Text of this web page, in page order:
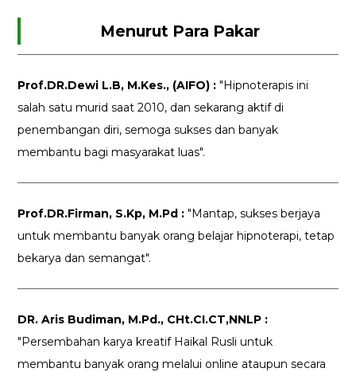
Menurut Para Pakar
Prof.DR.Dewi L.B, M.Kes., (AIFO) :"Hipnoterapis ini
salah satu murid saat 2010, dan sekarang aktif di
penembangan diri, semoga sukses dan banyak
membantu bagi masyarakat luas".
Prof.DR.Firman, S.Kp, M.Pd : "Mantap, sukses berjaya
untuk membantu banyak orang belajar hipnoterapi, tetap
bekarya dan semangat".
DR. Aris Budiman, M.Pd., CHt.CI.CT,NNLP :
"Persembahan karya kreatif Haikal Rusli untuk
membantu banyak orang melalui online ataupun secara